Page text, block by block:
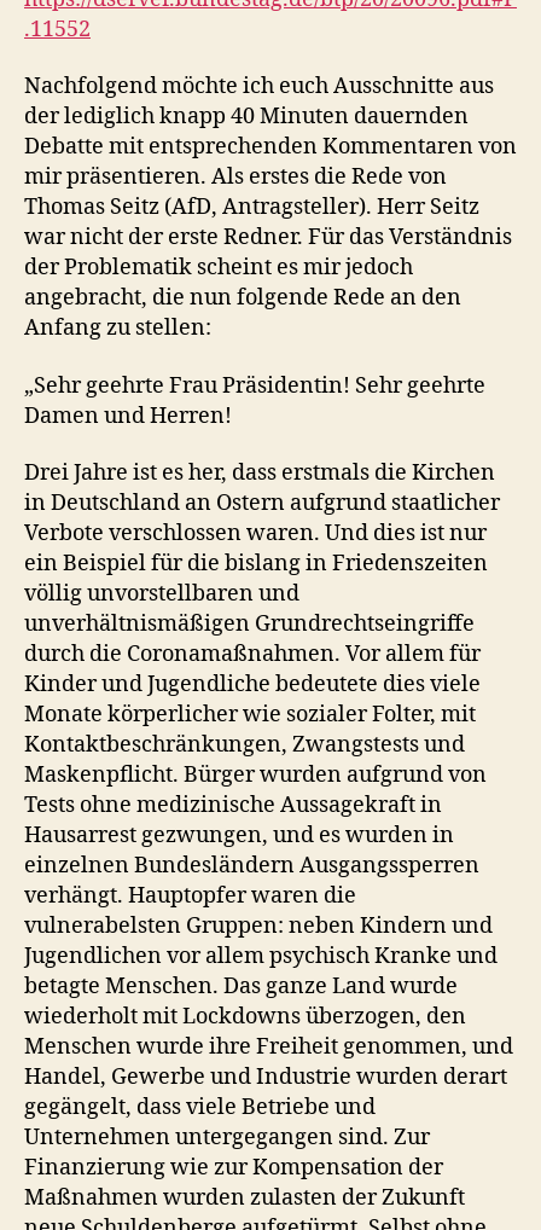
.11552
Nachfolgend möchte ich euch Ausschnitte aus
der lediglich knapp 40 Minuten dauernden
Debatte mit entsprechenden Kommentaren von
mir präsentieren. Als erstes die Rede von
Thomas Seitz (AfD, Antragsteller). Herr Seitz
war nicht der erste Redner. Für das Verständnis
der Problematik scheint es mir jedoch
angebracht, die nun folgende Rede an den
Anfang zu stellen:
„Sehr geehrte Frau Präsidentin! Sehr geehrte
Damen und Herren!
Drei Jahre ist es her, dass erstmals die Kirchen
in Deutschland an Ostern aufgrund staatlicher
Verbote verschlossen waren. Und dies ist nur
ein Beispiel für die bislang in Friedenszeiten
völlig unvorstellbaren und
unverhältnismäßigen Grundrechtseingriffe
durch die Coronamaßnahmen. Vor allem für
Kinder und Jugendliche bedeutete dies viele
Monate körperlicher wie sozialer Folter, mit
Kontaktbeschränkungen, Zwangstests und
Maskenpflicht. Bürger wurden aufgrund von
Tests ohne medizinische Aussagekraft in
Hausarrest gezwungen, und es wurden in
einzelnen Bundesländern Ausgangssperren
verhängt. Hauptopfer waren die
vulnerabelsten Gruppen: neben Kindern und
Jugendlichen vor allem psychisch Kranke und
betagte Menschen. Das ganze Land wurde
wiederholt mit Lockdowns überzogen, den
Menschen wurde ihre Freiheit genommen, und
Handel, Gewerbe und Industrie wurden derart
gegängelt, dass viele Betriebe und
Unternehmen untergegangen sind. Zur
Finanzierung wie zur Kompensation der
Maßnahmen wurden zulasten der Zukunft